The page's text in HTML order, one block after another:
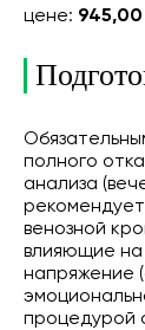
цене: 945,00
полного
анализа
венозной
влияющие на
напряжение
процедурой